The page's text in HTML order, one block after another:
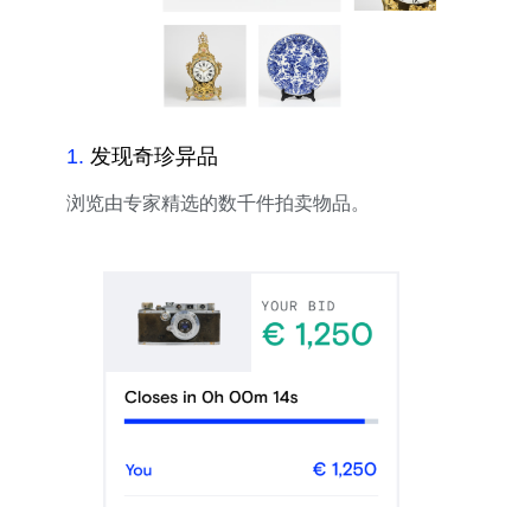
1. 发现奇珍异品
浏览由专家精选的数千件拍卖物品。